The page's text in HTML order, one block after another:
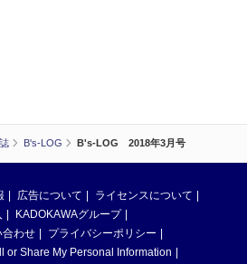
B's-LOG B's-LOG 2018年3月号
広告について
ライセンスについて
KADOKAWAグループ
合わせ
プライバシーポリシー
or Share My Personal Information